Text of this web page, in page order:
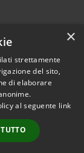
• Comune di
Agordino •
Municipium
redazione
×
strettamente
del sito,
di elaborare
al seguente link